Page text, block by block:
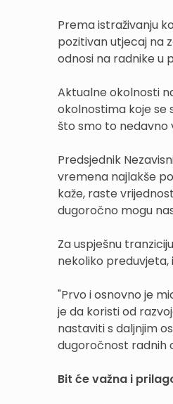
Prema istraživanju
pozitivan utjecaj na
odnosi na radnike u
Aktualne okolnosti
okolnostima koje se
što smo to nedavno
Predsjednik
vremena najlakše
kaže, raste
dugoročno mogu
Za uspješnu
nekoliko preduvjeta,
"Prvo i osnovno je
je da koristi od
nastaviti s daljnjim
dugoročnost radnih
Bit će važna i